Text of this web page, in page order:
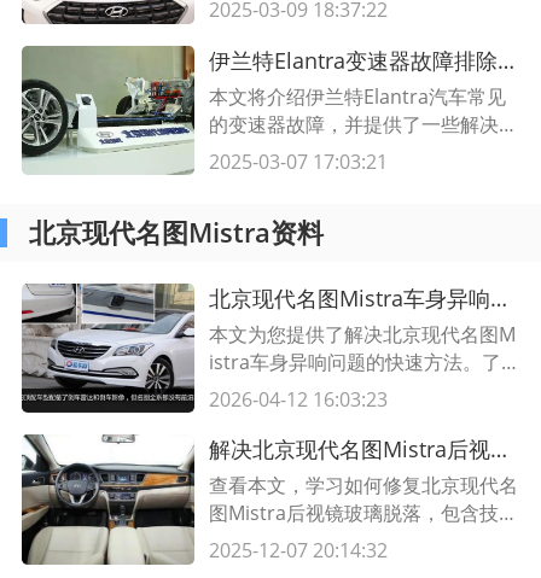
类故障，并确保您的车辆正常运行。
2025-03-09 18:37:22
伊兰特Elantra变速器故障排除技巧 了解常见问题并解决它们
本文将介绍伊兰特Elantra汽车常见
的变速器故障，并提供了一些解决方
案和排除技巧。了解这些故障并及时
2025-03-07 17:03:21
北京现代名图Mistra资料
北京现代名图Mistra车身异响问题解决方法
本文为您提供了解决北京现代名图M
istra车身异响问题的快速方法。了
解异响问题的原因、解决步骤和注意
2026-04-12 16:03:23
解决北京现代名图Mistra后视镜玻璃脱落的技巧
查看本文，学习如何修复北京现代名
图Mistra后视镜玻璃脱落，包含技巧
和步骤。让您的汽车恢复良好的视野
2025-12-07 20:14:32